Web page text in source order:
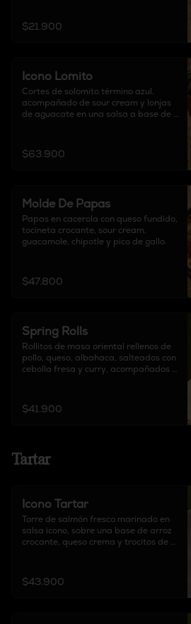
$21.900
Icono Lomito
Cortes de solomito término azul,
acompañado de sour cream y lonjas
de aguacate en una salsa a base de
$63.900
Molde De Papas
Papas en cacerola con queso fundido,
tocineta crocante, sour cream,
guacamole, chipotle y pico de gallo.
$47.800
Spring Rolls
Rollitos de masa oriental rellenos de
pollo, queso, albahaca, salteados con
cebolla fresa y curry, acompañados
$41.900
Tartar
Icono Tartar
Torre de salmón fresco marinado en
salsa icono, sobre una base de arroz
crocante, queso crema y trocitos de
$43.900